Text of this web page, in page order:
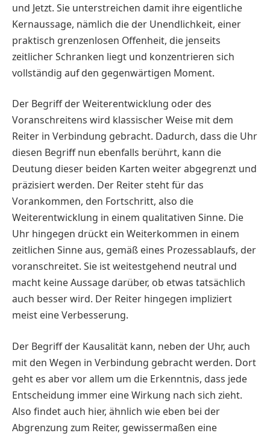
und Jetzt. Sie unterstreichen damit ihre eigentliche
Kernaussage, nämlich die der Unendlichkeit, einer
praktisch grenzenlosen Offenheit, die jenseits
zeitlicher Schranken liegt und konzentrieren sich
vollständig auf den gegenwärtigen Moment.
Der Begriff der Weiterentwicklung oder des
Voranschreitens wird klassischer Weise mit dem
Reiter in Verbindung gebracht. Dadurch, dass die Uhr
diesen Begriff nun ebenfalls berührt, kann die
Deutung dieser beiden Karten weiter abgegrenzt und
präzisiert werden. Der Reiter steht für das
Vorankommen, den Fortschritt, also die
Weiterentwicklung in einem qualitativen Sinne. Die
Uhr hingegen drückt ein Weiterkommen in einem
zeitlichen Sinne aus, gemäß eines Prozessablaufs, der
voranschreitet. Sie ist weitestgehend neutral und
macht keine Aussage darüber, ob etwas tatsächlich
auch besser wird. Der Reiter hingegen impliziert
meist eine Verbesserung.
Der Begriff der Kausalität kann, neben der Uhr, auch
mit den Wegen in Verbindung gebracht werden. Dort
geht es aber vor allem um die Erkenntnis, dass jede
Entscheidung immer eine Wirkung nach sich zieht.
Also findet auch hier, ähnlich wie eben bei der
Abgrenzung zum Reiter, gewissermaßen eine